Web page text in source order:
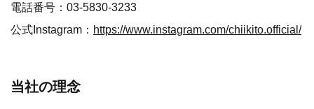
電話番号：03-5830-3233
公式Instagram： https://www.instagram.com/chiikito.official/
当社の理念